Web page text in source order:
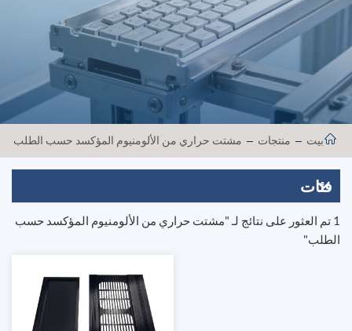
بيت منتجات مشتت حراري من الألومنيوم المؤكسد حسب الطلب
فئات
1 تم العثور على نتائج لـ "مشتت حراري من الألومنيوم المؤكسد حسب
الطلب"